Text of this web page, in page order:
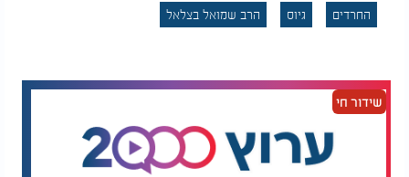
החרדים גיוס הרב שמואל בצלאל
שידור חי